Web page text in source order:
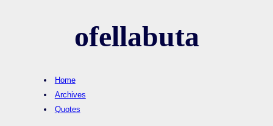
ofellabuta
Home
Archives
Quotes